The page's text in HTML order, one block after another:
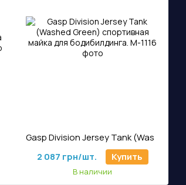
2 087 грн/шт.
Купить
В наличии